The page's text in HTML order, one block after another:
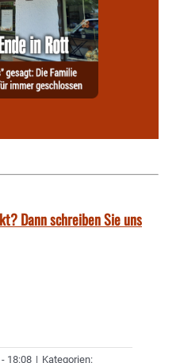
Dann schreiben Sie uns
18:08 | Kategorien: